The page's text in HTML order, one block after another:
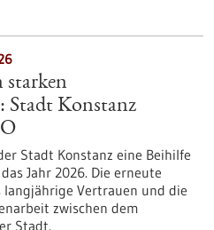
starken
Stadt Konstanz
Stadt Konstanz eine Beihilfe
Jahr 2026. Die erneute
Vertrauen und die
zwischen dem
Stadt.